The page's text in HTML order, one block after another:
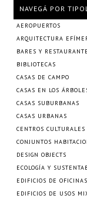
NAVEGÁ POR
AEROPUERTOS
ARQUITECTURA
BARES Y
BIBLIOTECAS
CASAS DE CAMPO
CASAS EN LOS
CASAS SUBURBANAS
CASAS URBANAS
CENTROS CULTURALES
CONJUNTOS
DESIGN OBJECTS
ECOLOGÍA Y
EDIFICIOS DE OFICINAS
EDIFICIOS DE USOS